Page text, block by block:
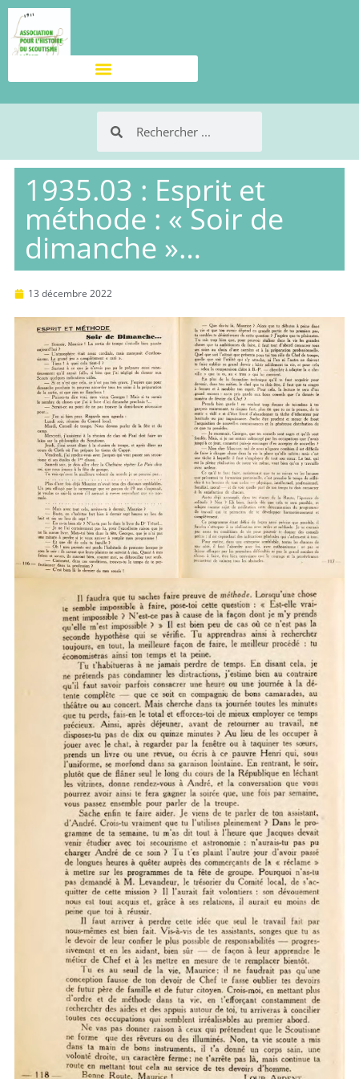
1935.03 : Esprit et
méthode : « Soir de
dimanche »…
13 décembre 2022